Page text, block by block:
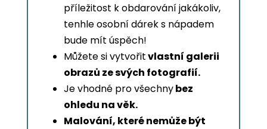
příležitost k obdarování jakákoliv,
tenhle osobní dárek s nápadem
bude mít úspěch!
Můžete si vytvořitvlastní galerii
obrazů ze svých fotografií.
Je vhodné pro všechnybez
ohledu na věk.
Malování, které nemůže být